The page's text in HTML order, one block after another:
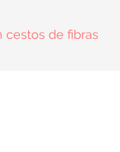
cestos de fibras